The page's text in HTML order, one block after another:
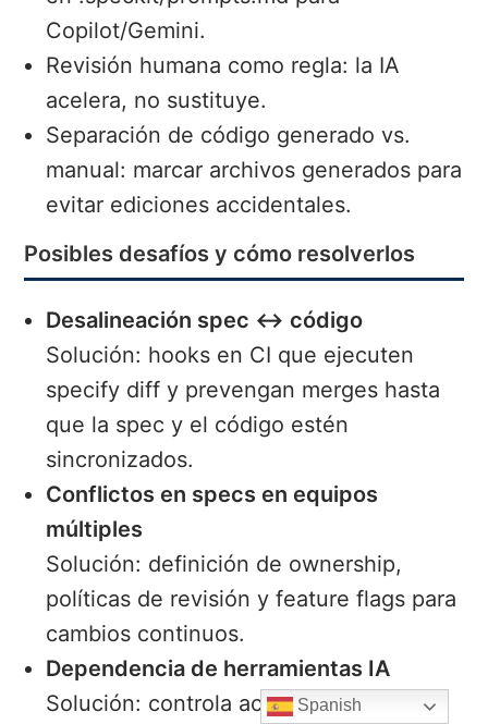
Copilot/Gemini.
Revisión humana como regla: la IA
acelera, no sustituye.
Separación de código generado vs.
manual: marcar archivos generados para
evitar ediciones accidentales.
Posibles desafíos y cómo resolverlos
Desalineación spec ↔ código
Solución: hooks en CI que ejecuten
specify diff y prevengan merges hasta
que la spec y el código estén
sincronizados.
Conflictos en specs en equipos
múltiples
Solución: definición de ownership,
políticas de revisión y feature flags para
cambios continuos.
Dependencia de herramientas IA
Solución: controla acceso a modelos,
Spanish